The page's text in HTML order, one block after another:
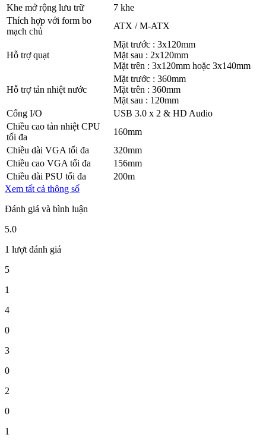
Khe mở rộng lưu trữ
7 khe
Thích hợp với form bo
mạch chủ
ATX / M-ATX
Hỗ trợ quạt
Mặt trước : 3x120mm
Mặt sau : 2x120mm
Mặt trên : 3x120mm hoặc 3x140mm
Hỗ trợ tản nhiệt nước
Mặt trước : 360mm
Mặt trên : 360mm
Mặt sau : 120mm
Cổng I/O
USB 3.0 x 2 & HD Audio
Chiều cao tản nhiệt CPU
tối đa
160mm
Chiều dài VGA tối đa
320mm
Chiều cao VGA tối đa
156mm
Chiều dài PSU tối đa
200m
Xem tất cả thông số
Đánh giá và bình luận
5.0
1 lượt đánh giá
5
1
4
0
3
0
2
0
1